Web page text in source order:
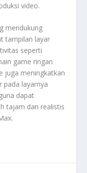
video.
mendukung
tampilan layar
seperti
game ringan
juga meningkatkan
pada layarnya
dapat
tajam dan realistis
.